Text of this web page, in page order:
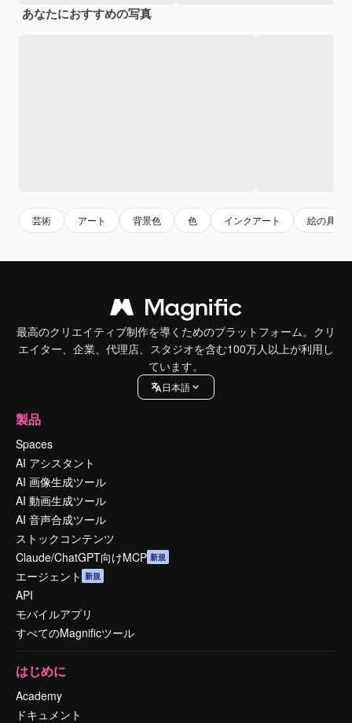
あなたにおすすめの写真
芸術 アート 背景色 色 インクアート 絵の具
最高のクリエイティブ制作を導くためのプラットフォーム。クリ
エイター、企業、代理店、スタジオを含む100万人以上が利用し
ています。
日本語
製品
Spaces
AI アシスタント
AI 画像生成ツール
AI 動画生成ツール
AI 音声合成ツール
ストックコンテンツ
Claude/ChatGPT向けMCP 新規
エージェント 新規
API
モバイルアプリ
すべてのMagnificツール
はじめに
Academy
ドキュメント